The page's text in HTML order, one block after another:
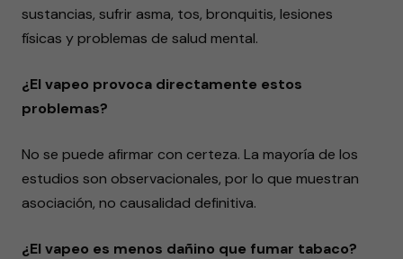
sustancias, sufrir asma, tos, bronquitis, lesiones
físicas y problemas de salud mental.
¿El vapeo provoca directamente estos
problemas?
No se puede afirmar con certeza. La mayoría de los
estudios son observacionales, por lo que muestran
asociación, no causalidad definitiva.
¿El vapeo es menos dañino que fumar tabaco?